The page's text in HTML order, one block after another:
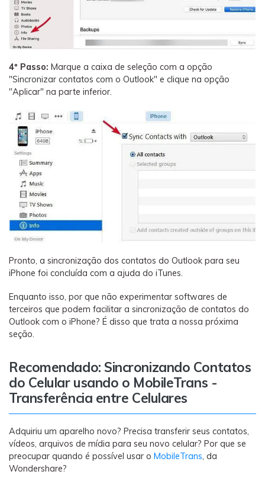
4º Passo: Marque a caixa de seleção com a opção
"Sincronizar contatos com o Outlook" e clique na opção
"Aplicar" na parte inferior.
Pronto, a sincronização dos contatos do Outlook para seu
iPhone foi concluída com a ajuda do iTunes.
Enquanto isso, por que não experimentar softwares de
terceiros que podem facilitar a sincronização de contatos do
Outlook com o iPhone? É disso que trata a nossa próxima
seção.
Recomendado: Sincronizando Contatos
do Celular usando o MobileTrans -
Transferência entre Celulares
Adquiriu um aparelho novo? Precisa transferir seus contatos,
vídeos, arquivos de mídia para seu novo celular? Por que se
preocupar quando é possível usar o MobileTrans, da
Wondershare?